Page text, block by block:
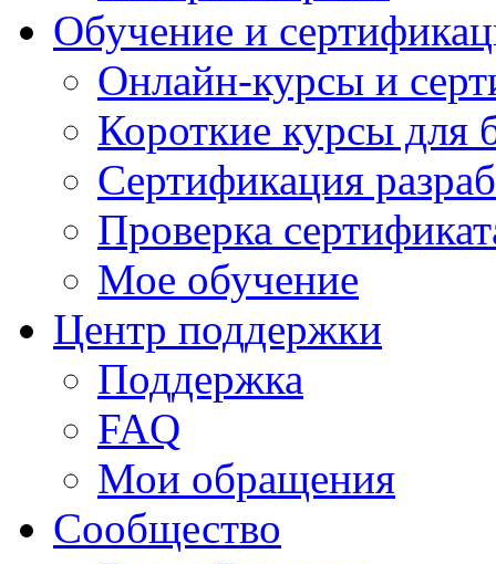
Обучение и
Онлайн-курсы и
Короткие курсы для
Сертификация
Проверка
Мое обучение
Центр поддержки
Поддержка
FAQ
Мои обращения
Сообщество